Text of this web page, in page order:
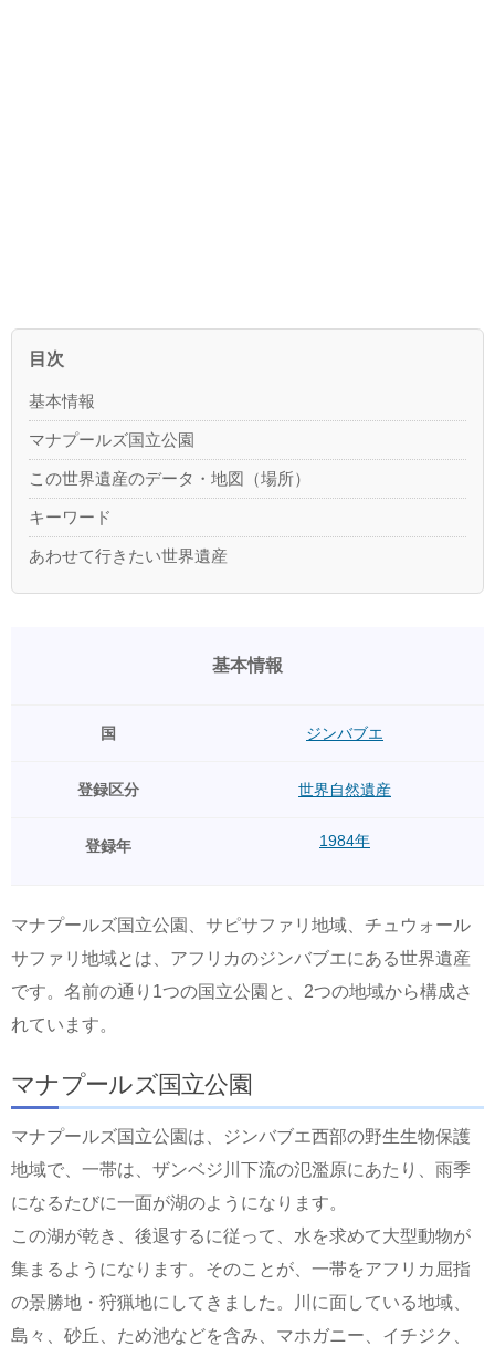
目次
基本情報
マナプールズ国立公園
この世界遺産のデータ・地図（場所）
キーワード
あわせて行きたい世界遺産
基本情報
国 ジンバブエ
登録区分 世界自然遺産
登録年 1984年
マナプールズ国立公園、サピサファリ地域、チュウォール
サファリ地域とは、アフリカのジンバブエにある世界遺産
です。名前の通り1つの国立公園と、2つの地域から構成さ
れています。
マナプールズ国立公園
マナプールズ国立公園は、ジンバブエ西部の野生生物保護
地域で、一帯は、ザンベジ川下流の氾濫原にあたり、雨季
になるたびに一面が湖のようになります。
この湖が乾き、後退するに従って、水を求めて大型動物が
集まるようになります。そのことが、一帯をアフリカ屈指
の景勝地・狩猟地にしてきました。川に面している地域、
島々、砂丘、ため池などを含み、マホガニー、イチジク、